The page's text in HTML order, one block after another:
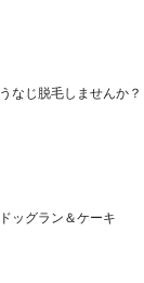
うなじ脱毛しませんか？
ドッグラン＆ケーキ